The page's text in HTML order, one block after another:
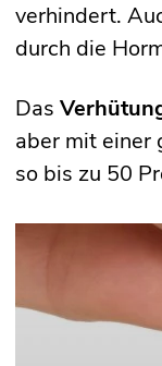
verhindert.
durch die
Das
aber mit einer
so bis zu 50